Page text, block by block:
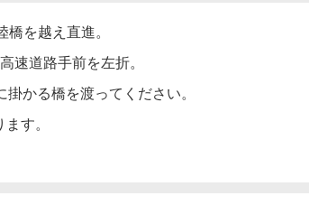
を越え直進。
速道路手前を左折。
かる橋を渡ってください。
す。